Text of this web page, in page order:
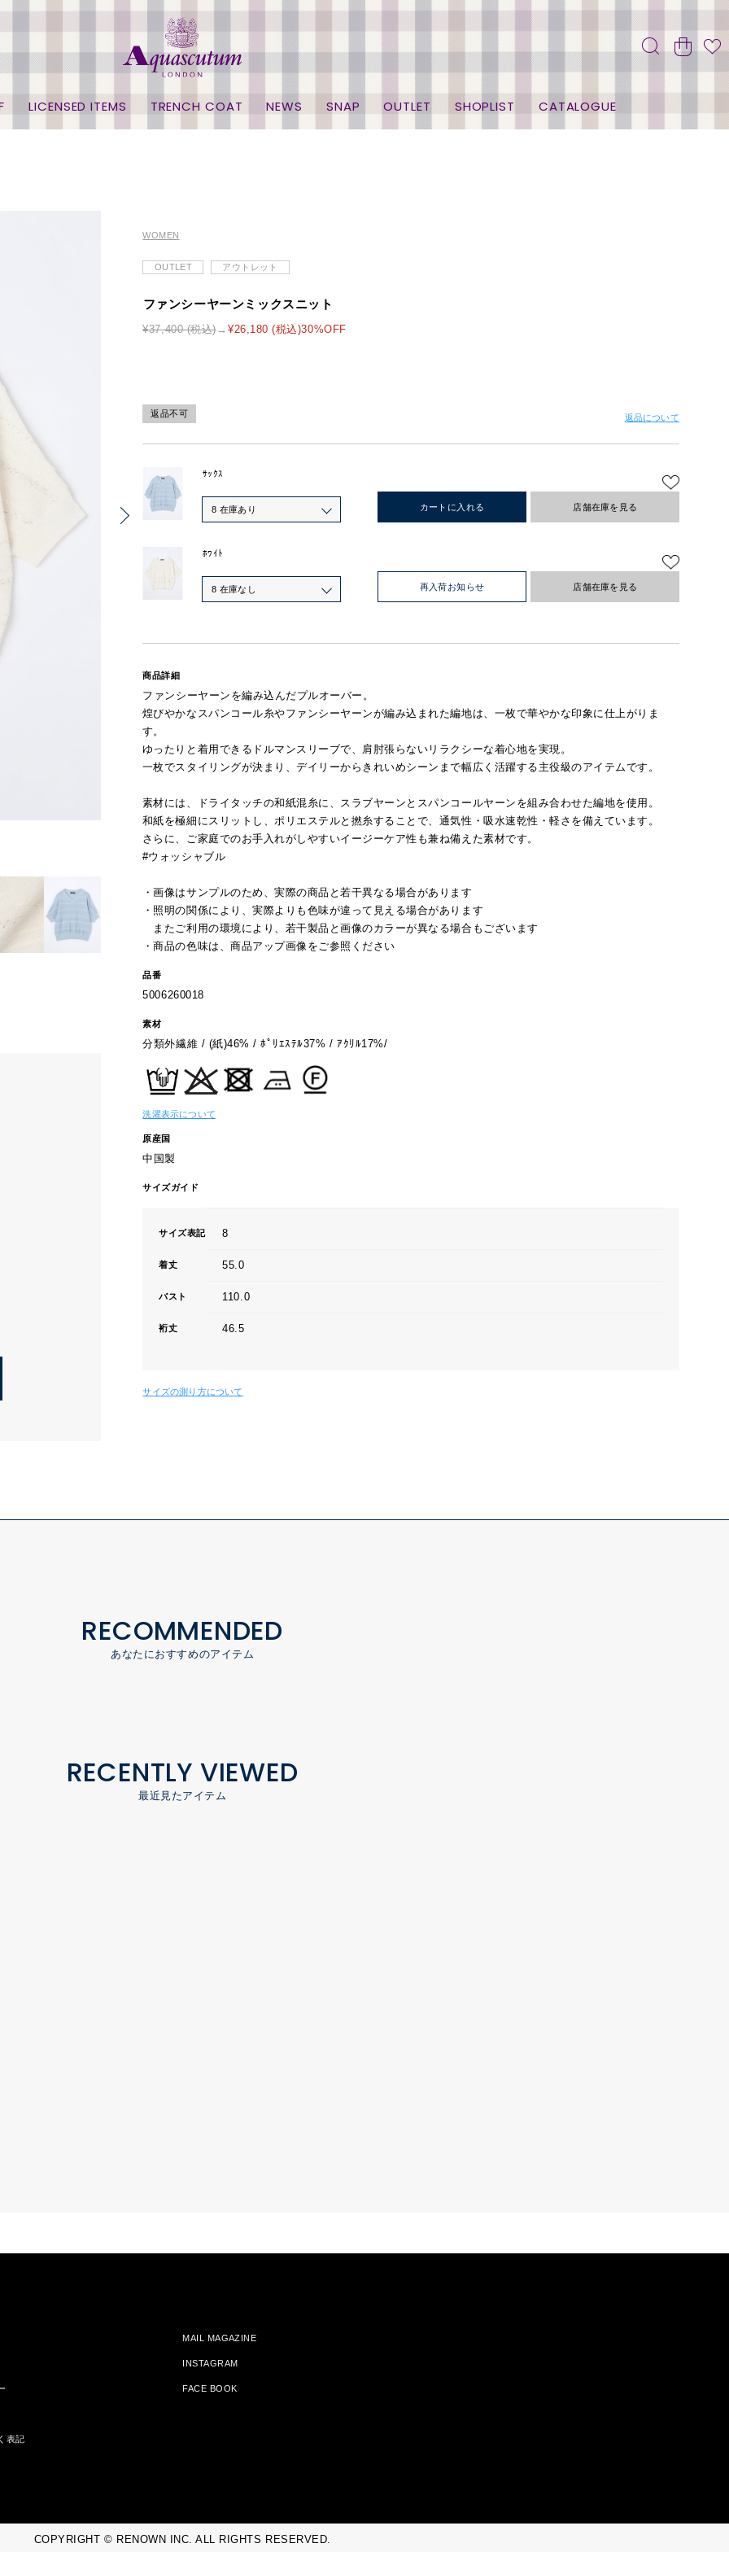
LICENSED ITEMS TRENCH COAT NEWS SNAP OUTLET SHOPLIST CATALOGUE
WOMEN
OUTLET アウトレット
ファンシーヤーンミックスニット
¥37,400 (税込) ¥26,180 (税込)30%OFF
返品不可 返品について
ｻｯｸｽ
8 在庫あり カートに入れる 店舗在庫を見る
ﾎﾜｲﾄ
8 在庫なし 再入荷お知らせ 店舗在庫を見る
商品詳細
ファンシーヤーンを編み込んだプルオーバー。
煌びやかなスパンコール糸やファンシーヤーンが編み込まれた編地は、一枚で華やかな印象に仕上がりま
す。
ゆったりと着用できるドルマンスリーブで、肩肘張らないリラクシーな着心地を実現。
一枚でスタイリングが決まり、デイリーからきれいめシーンまで幅広く活躍する主役級のアイテムです。
素材には、ドライタッチの和紙混糸に、スラブヤーンとスパンコールヤーンを組み合わせた編地を使用。
和紙を極細にスリットし、ポリエステルと撚糸することで、通気性・吸水速乾性・軽さを備えています。
さらに、ご家庭でのお手入れがしやすいイージーケア性も兼ね備えた素材です。
#ウォッシャブル
・画像はサンプルのため、実際の商品と若干異なる場合があります
・照明の関係により、実際よりも色味が違って見える場合があります
またご利用の環境により、若干製品と画像のカラーが異なる場合もございます
・商品の色味は、商品アップ画像をご参照ください
品番
5006260018
素材
分類外繊維 / (紙)46% / ﾎﾟﾘｴｽﾃﾙ37% / ｱｸﾘﾙ17%/
洗濯表示について
原産国
中国製
サイズガイド
サイズ表記 8
着丈 55.0
バスト 110.0
裄丈 46.5
サイズの測り方について
RECOMMENDED
あなたにおすすめのアイテム
RECENTLY VIEWED
最近見たアイテム
表記
MAIL MAGAZINE
INSTAGRAM
FACE BOOK
COPYRIGHT © RENOWN INC. ALL RIGHTS RESERVED.